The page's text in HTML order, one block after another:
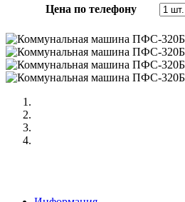
Цена по телефону